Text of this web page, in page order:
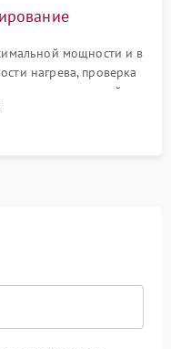
мощности и в
нагрева, проверка
заданной
утечек тока.